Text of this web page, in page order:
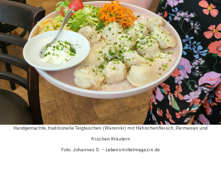
Handgemachte, traditionelle Teigtaschen (Wareniki) mit Hähnchenfleisch, Parmesan und
frischen Kräutern
Foto: Johannes S. – Lebensmittelmagazin.de